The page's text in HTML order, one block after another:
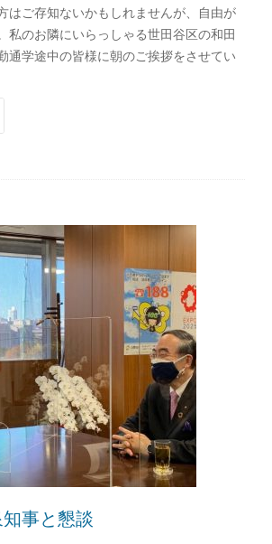
はご存知ないかもしれませんが、自由が
私のお隣にいらっしゃる世田谷区の和田
通学途中の皆様に朝のご挨拶をさせてい
知事と懇談